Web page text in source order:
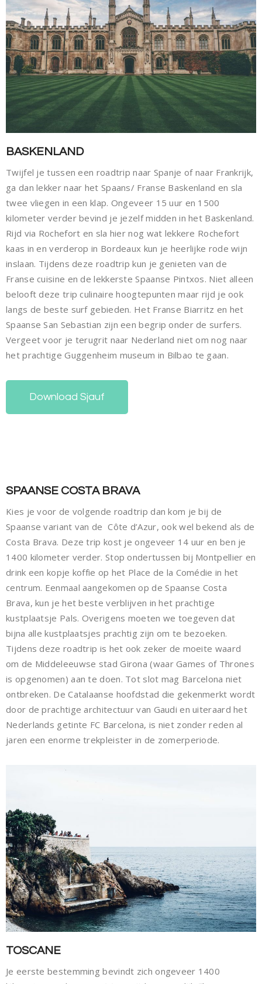
BASKENLAND
Twijfel je tussen een roadtrip naar Spanje of naar Frankrijk,
ga dan lekker naar het Spaans/ Franse Baskenland en sla
twee vliegen in een klap. Ongeveer 15 uur en 1500
kilometer verder bevind je jezelf midden in het Baskenland.
Rijd via Rochefort en sla hier nog wat lekkere Rochefort
kaas in en verderop in Bordeaux kun je heerlijke rode wijn
inslaan. Tijdens deze roadtrip kun je genieten van de
Franse cuisine en de lekkerste Spaanse Pintxos. Niet alleen
belooft deze trip culinaire hoogtepunten maar rijd je ook
langs de beste surf gebieden. Het Franse Biarritz en het
Spaanse San Sebastian zijn een begrip onder de surfers.
Vergeet voor je terugrit naar Nederland niet om nog naar
het prachtige Guggenheim museum in Bilbao te gaan.
Download Sjauf
SPAANSE COSTA BRAVA
Kies je voor de volgende roadtrip dan kom je bij de
Spaanse variant van de Côte d’Azur, ook wel bekend als de
Costa Brava. Deze trip kost je ongeveer 14 uur en ben je
1400 kilometer verder. Stop ondertussen bij Montpellier en
drink een kopje koffie op het Place de la Comédie in het
centrum. Eenmaal aangekomen op de Spaanse Costa
Brava, kun je het beste verblijven in het prachtige
kustplaatsje Pals. Overigens moeten we toegeven dat
bijna alle kustplaatsjes prachtig zijn om te bezoeken.
Tijdens deze roadtrip is het ook zeker de moeite waard
om de Middeleeuwse stad Girona (waar Games of Thrones
is opgenomen) aan te doen. Tot slot mag Barcelona niet
ontbreken. De Catalaanse hoofdstad die gekenmerkt wordt
door de prachtige architectuur van Gaudi en uiteraard het
Nederlands getinte FC Barcelona, is niet zonder reden al
jaren een enorme trekpleister in de zomerperiode.
TOSCANE
Je eerste bestemming bevindt zich ongeveer 1400